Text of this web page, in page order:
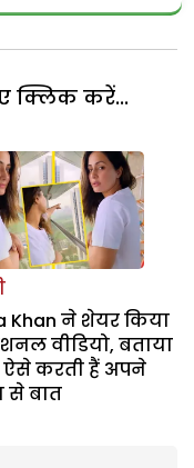
क्लिक करें...
Khan ने शेयर किया
वीडियो, बताया
ऐसे करती हैं अपने
से बात